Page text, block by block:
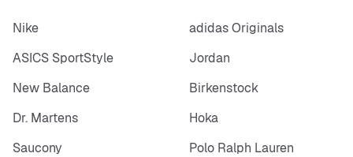
Nike
adidas Originals
ASICS SportStyle
Jordan
New Balance
Birkenstock
Dr. Martens
Hoka
Saucony
Polo Ralph Lauren